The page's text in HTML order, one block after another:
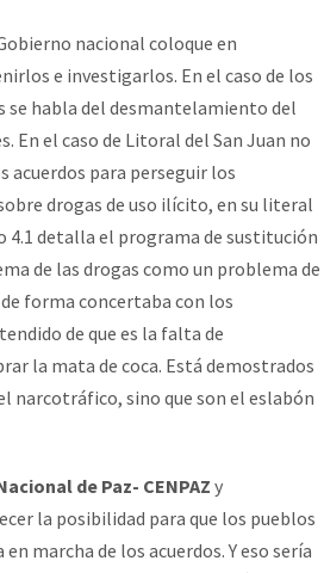
nacional coloque en
e investigarlos. En el caso de los
se habla del desmantelamiento del
el caso de Litoral del San Juan no
acuerdos para perseguir los
drogas de uso ilícito, en su literal
4.1 detalla el programa de sustitución
de las drogas como un problema de
forma concertaba con los
de que es la falta de
la mata de coca. Está demostrados
narcotráfico, sino que son el eslabón
de Paz- CENPAZy
la posibilidad para que los pueblos
marcha de los acuerdos. Y eso sería